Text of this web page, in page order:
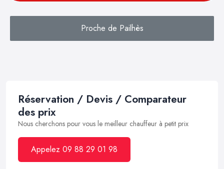
Proche de Pailhès
Réservation / Devis / Comparateur
des prix
Nous cherchons pour vous le meilleur chauffeur à petit prix
Appelez 09 88 29 01 98